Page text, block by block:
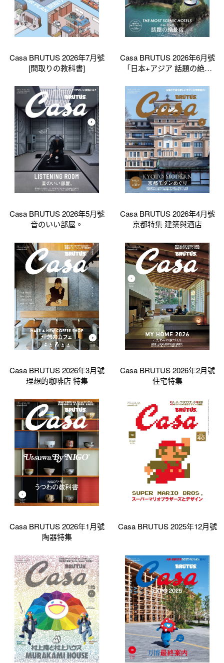
Casa BRUTUS 2026年7月號
[間取りの教科書]
Casa BRUTUS 2026年6月號
「日本+アジア 話題の絶景
Casa BRUTUS 2026年5月號
音のいい部屋。
Casa BRUTUS 2026年4月號
京都特集 建築與酒店
Casa BRUTUS 2026年3月號
理想的咖啡店 特集
Casa BRUTUS 2026年2月號
住宅特集
Casa BRUTUS 2026年1月號
陶器特集
Casa BRUTUS 2025年12月號